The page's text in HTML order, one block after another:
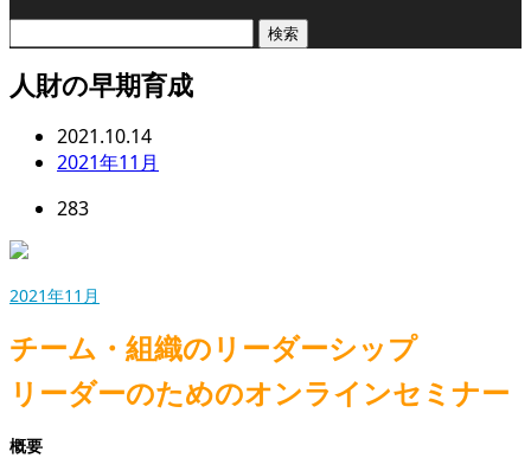
人財の早期育成
2021.10.14
2021年11月
283
2021年11月
チーム・組織のリーダーシップ
リーダーのためのオンラインセミナー
概要